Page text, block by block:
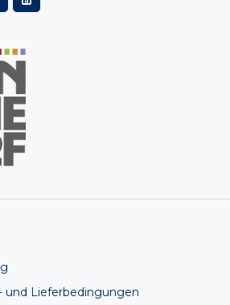
und Lieferbedingungen